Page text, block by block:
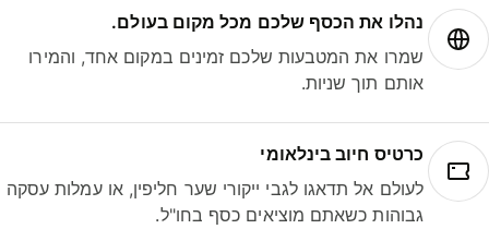
נהלו את הכסף שלכם מכל מקום בעולם.
שמרו את המטבעות שלכם זמינים במקום אחד, והמירו
אותם תוך שניות.
כרטיס חיוב בינלאומי
לעולם אל תדאגו לגבי ייקורי שער חליפין, או עמלות עסקה
גבוהות כשאתם מוציאים כסף בחו"ל.